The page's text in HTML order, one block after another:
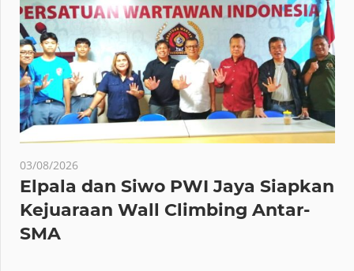
03/08/2026
Elpala dan Siwo PWI Jaya Siapkan
Kejuaraan Wall Climbing Antar-
SMA